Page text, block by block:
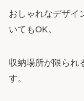
おしゃれなデザイ
いてもOK。
収納場所が限られ
す。